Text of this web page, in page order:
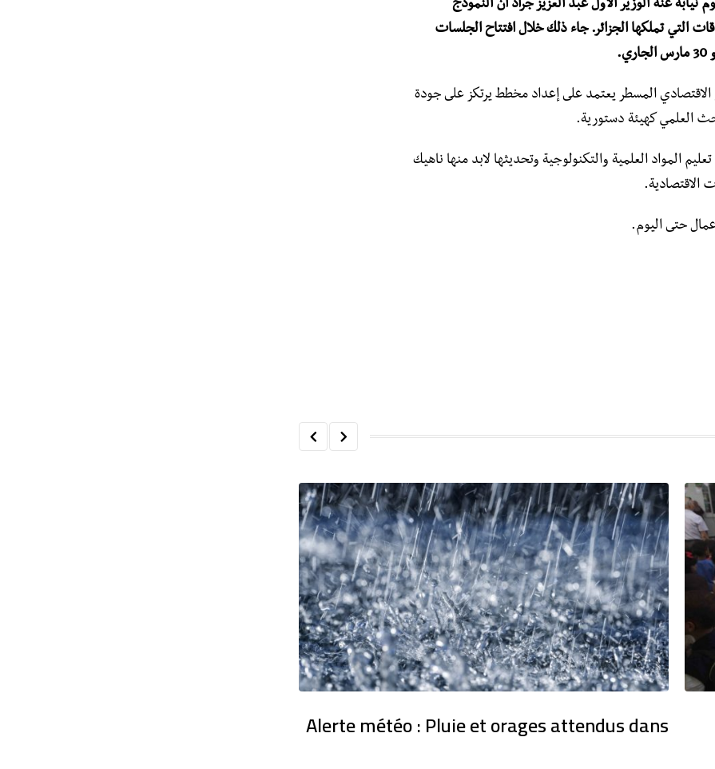
نيابة عنه الوزير الأول عبد العزيز جراد أن النموذج
التي تملكها الجزائر. جاء ذلك خلال افتتاح الجلسات
الاقتصادي المسطر يعتمد على إعداد مخطط يرتكز على جودة
العلمي كهيئة دستورية.
المواد العلمية والتكنولوجية وتحديثها لابد منها ناهيك
الاقتصادية.
Alerte météo : Pluie et orages attendus dans